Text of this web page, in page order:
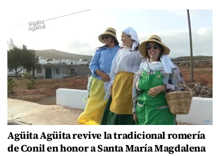
Agüita Agüita revive la tradicional romería
de Conil en honor a Santa María Magdalena